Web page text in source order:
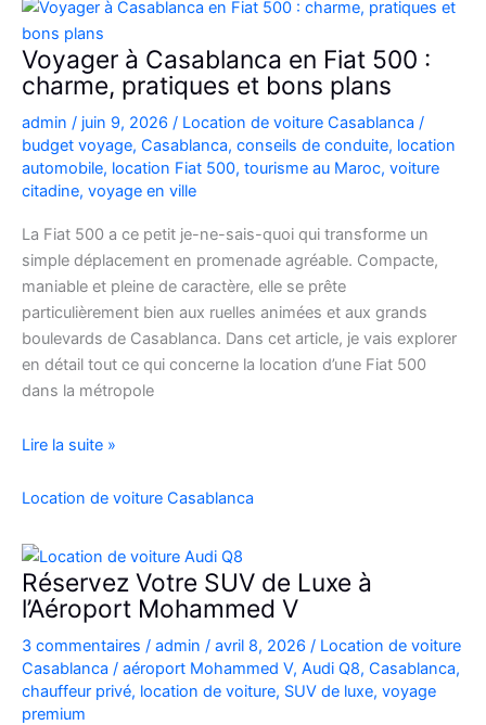
Picanto
à
Casablanca
vos
déplacements
Voyager à Casablanca en Fiat 500 :
charme, pratiques et bons plans
admin / juin 9, 2026 / Location de voiture Casablanca /
budget voyage, Casablanca, conseils de conduite, location
automobile, location Fiat 500, tourisme au Maroc, voiture
citadine, voyage en ville
La Fiat 500 a ce petit je-ne-sais-quoi qui transforme un
simple déplacement en promenade agréable. Compacte,
maniable et pleine de caractère, elle se prête
particulièrement bien aux ruelles animées et aux grands
boulevards de Casablanca. Dans cet article, je vais explorer
en détail tout ce qui concerne la location d’une Fiat 500
dans la métropole
Voyager
Casablanca
Fiat
500
:
pratiques
et
bons
Lire la suite »
Location de voiture Casablanca
Réservez Votre SUV de Luxe à
l’Aéroport Mohammed V
3 commentaires / admin / avril 8, 2026 / Location de voiture
Casablanca / aéroport Mohammed V, Audi Q8, Casablanca,
chauffeur privé, location de voiture, SUV de luxe, voyage
premium